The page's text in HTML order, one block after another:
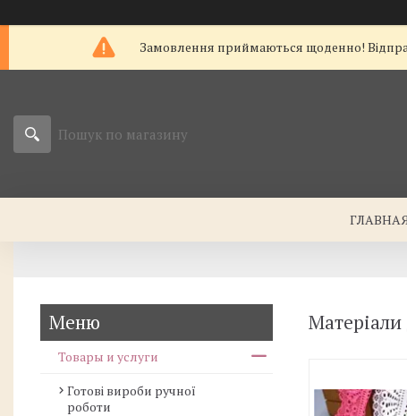
Замовлення приймаються щоденно!
Матеріали
Товары и услуги
Готові вироби ручної
роботи